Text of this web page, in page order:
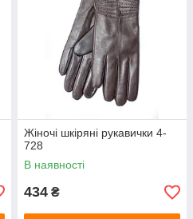
Жіночі шкіряні рукавички 4-
728
В наявності
434 ₴